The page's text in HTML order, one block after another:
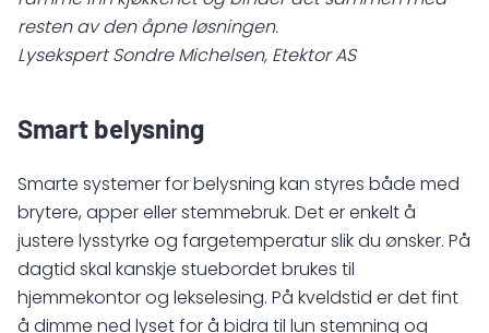
resten av den åpne løsningen.
Lysekspert Sondre Michelsen, Etektor AS
Smart belysning
Smarte systemer for belysning kan styres både med
brytere, apper eller stemmebruk. Det er enkelt å
justere lysstyrke og fargetemperatur slik du ønsker. På
dagtid skal kanskje stuebordet brukes til
hjemmekontor og lekselesing. På kveldstid er det fint
å dimme ned lyset for å bidra til lun stemning og